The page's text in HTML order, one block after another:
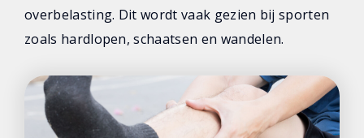
overbelasting. Dit wordt vaak gezien bij sporten
zoals hardlopen, schaatsen en wandelen.